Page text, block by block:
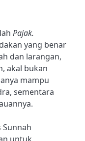
Pajak.
yang benar
dan larangan,
akal bukan
mampu
sementara
Sunnah